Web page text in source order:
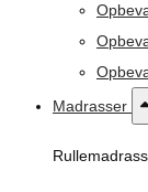
Madrasser